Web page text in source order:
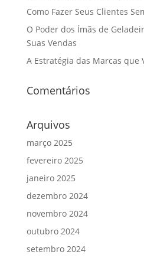
Como Fazer Seus Clientes
O Poder dos Ímãs de
Suas Vendas
A Estratégia das Marcas que
Comentários
Arquivos
março 2025
fevereiro 2025
janeiro 2025
dezembro 2024
novembro 2024
outubro 2024
setembro 2024